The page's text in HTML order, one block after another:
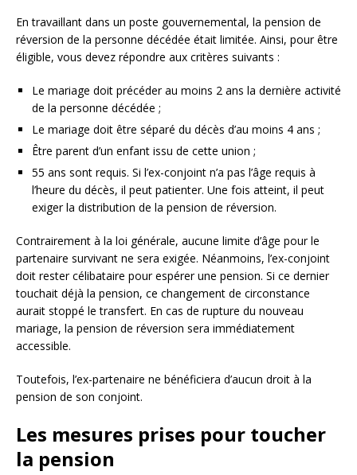
En travaillant dans un poste gouvernemental, la pension de
réversion de la personne décédée était limitée. Ainsi, pour être
éligible, vous devez répondre aux critères suivants :
Le mariage doit précéder au moins 2 ans la dernière activité
de la personne décédée ;
Le mariage doit être séparé du décès d’au moins 4 ans ;
Être parent d’un enfant issu de cette union ;
55 ans sont requis. Si l’ex-conjoint n’a pas l’âge requis à
l’heure du décès, il peut patienter. Une fois atteint, il peut
exiger la distribution de la pension de réversion.
Contrairement à la loi générale, aucune limite d’âge pour le
partenaire survivant ne sera exigée. Néanmoins, l’ex-conjoint
doit rester célibataire pour espérer une pension. Si ce dernier
touchait déjà la pension, ce changement de circonstance
aurait stoppé le transfert. En cas de rupture du nouveau
mariage, la pension de réversion sera immédiatement
accessible.
Toutefois, l’ex-partenaire ne bénéficiera d’aucun droit à la
pension de son conjoint.
Les mesures prises pour toucher
la pension